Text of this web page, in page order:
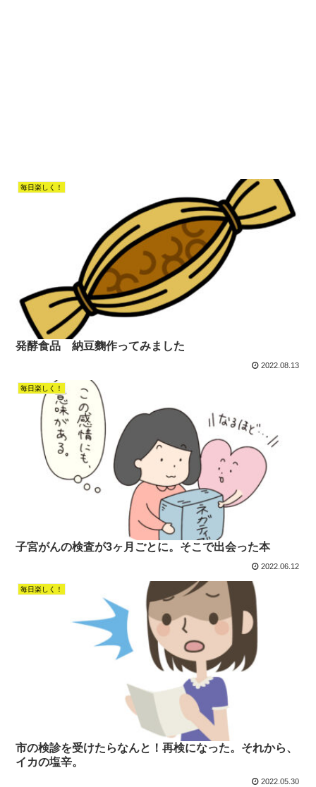
毎日楽しく！
発酵食品 納豆麴作ってみました
2022.08.13
毎日楽しく！
子宮がんの検査が3ヶ月ごとに。そこで出会った本
2022.06.12
毎日楽しく！
市の検診を受けたらなんと！再検になった。それから、
イカの塩辛。
2022.05.30